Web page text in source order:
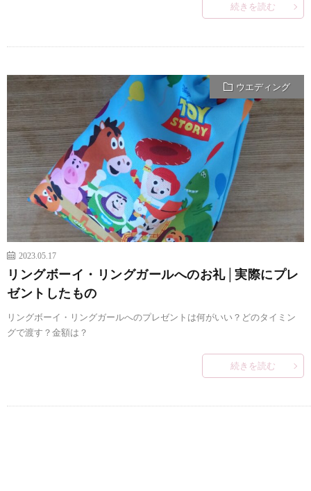
続きを読む
ウエディング
2023.05.17
リングボーイ・リングガールへのお礼│実際にプレ
ゼントしたもの
リングボーイ・リングガールへのプレゼントは何がいい？どのタイミン
グで渡す？金額は？
続きを読む